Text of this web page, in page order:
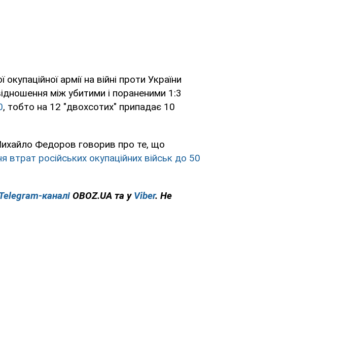
армії на війні проти України
між убитими і пораненими 1:3
, тобто на 12 "двохсотих" припадає 10
Федоров говорив про те, що
втрат російських окупаційних військ до 50
каналі OBOZ.UA та у Viber. Не